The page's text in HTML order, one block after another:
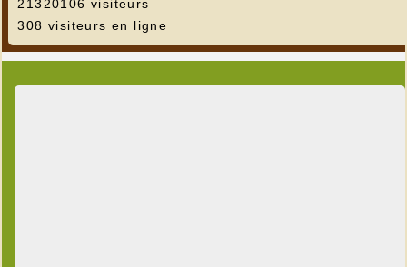
21320106 visiteurs
308 visiteurs en ligne